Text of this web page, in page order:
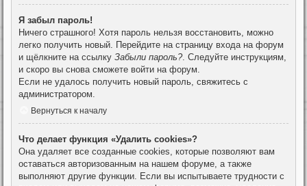
Я забыл пароль!
Ничего страшного! Хотя пароль нельзя восстановить, можно
легко получить новый. Перейдите на страницу входа на форум
и щёлкните на ссылку Забыли пароль?. Следуйте инструкциям,
и скоро вы снова сможете войти на форум.
Если не удалось получить новый пароль, свяжитесь с
администратором.
Вернуться к началу
Что делает функция «Удалить cookies»?
Она удаляет все созданные cookies, которые позволяют вам
оставаться авторизованным на нашем форуме, а также
выполняют другие функции. Если вы испытываете трудности с